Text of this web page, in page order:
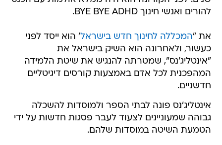
להורים ואנשי חינוך BYE BYE ADHD.
את "המכללה לחינוך חדש בישראל' הוא ייסד לפני
כעשור, ולאחרונה הוא השיק בישראל את
"אינטליג'נס", שמטרתה להנגיש את שיטת הלמידה
המהפכנית לכל אדם באמצעות קורסים דיגיטליים
חדשניים.
אינטליג'נס פונה לבתי הספר ולמוסדות להשכלה
גבוהה שמעוניינים לצעוד לעבר פסגות חדשות על ידי
הטמעת השיטה במוסדות שלהם.